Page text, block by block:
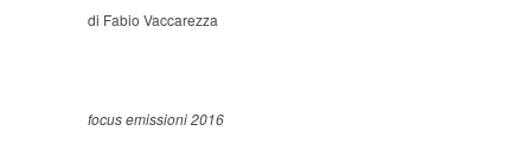
di Fabio Vaccarezza
focus emissioni 2016